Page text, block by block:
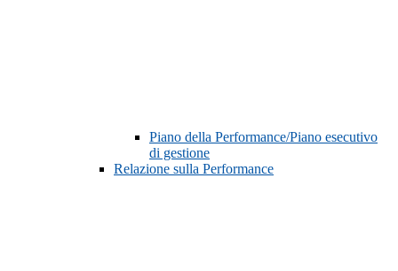
Piano della Performance/Piano esecutivo
di gestione
Relazione sulla Performance